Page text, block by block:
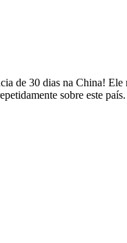
de 30 dias na China!
sobre este país.